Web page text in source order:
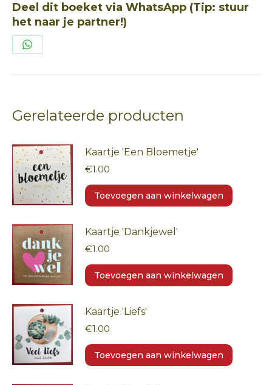
Deel dit boeket via WhatsApp (Tip: stuur
het naar je partner!)
Deel
Gerelateerde producten
Kaartje 'Een Bloemetje'
€1.00
Toevoegen aan winkelwagen
Kaartje 'Dankjewel'
€1.00
Toevoegen aan winkelwagen
Kaartje 'Liefs'
€1.00
Toevoegen aan winkelwagen